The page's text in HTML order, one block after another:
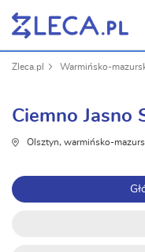
Zleca.pl Warmińsko-
Ciemno Jasno
Olsztyn, warmińsko-